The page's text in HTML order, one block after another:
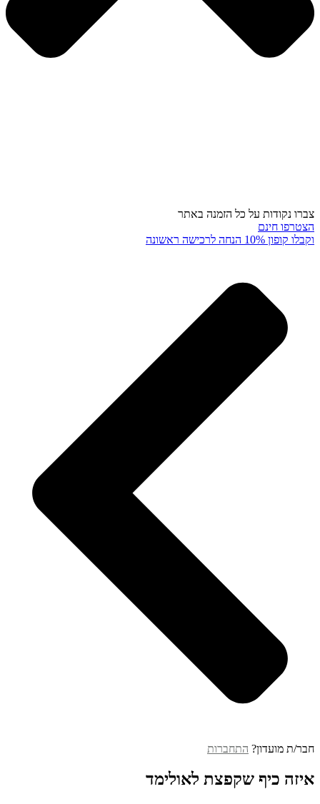
צברו נקודות על כל הזמנה באתר
הצטרפו חינם
וקבלו קופון 10% הנחה לרכישה ראשונה
חבר/ת מועדון? התחברות
איזה כיף שקפצת לאולימד